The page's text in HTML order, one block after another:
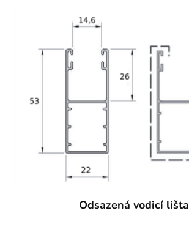
Odsazená vodicí lišta